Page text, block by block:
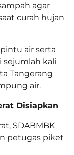
agar
curah hujan
air serta
sejumlah kali
Tangerang
air.
Disiapkan
SDABMBK
petugas piket